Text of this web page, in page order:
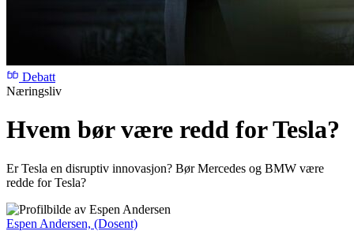
Debatt
Næringsliv
Hvem bør være redd for Tesla?
Er Tesla en disruptiv innovasjon? Bør Mercedes og BMW være
redde for Tesla?
Espen Andersen, (Dosent)